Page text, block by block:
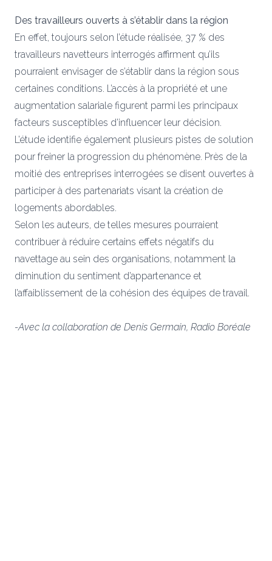
Des travailleurs ouverts à s’établir dans la région
En effet, toujours selon l’étude réalisée, 37 % des
travailleurs navetteurs interrogés affirment qu’ils
pourraient envisager de s’établir dans la région sous
certaines conditions. L’accès à la propriété et une
augmentation salariale figurent parmi les principaux
facteurs susceptibles d’influencer leur décision.
L’étude identifie également plusieurs pistes de solution
pour freiner la progression du phénomène. Près de la
moitié des entreprises interrogées se disent ouvertes à
participer à des partenariats visant la création de
logements abordables.
Selon les auteurs, de telles mesures pourraient
contribuer à réduire certains effets négatifs du
navettage au sein des organisations, notamment la
diminution du sentiment d’appartenance et
l’affaiblissement de la cohésion des équipes de travail.
-Avec la collaboration de Denis Germain, Radio Boréale